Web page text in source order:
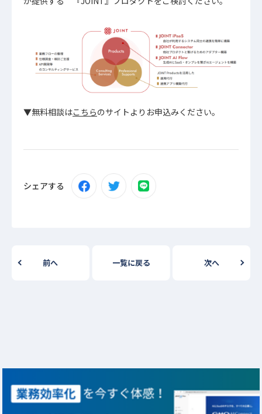
▼無料相談はこちらのサイトよりお申込みください。
シェアする
前へ 一覧に戻る 次へ